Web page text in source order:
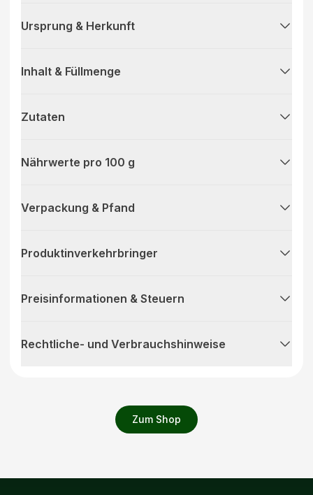
Zum Shop
Ursprung & Herkunft
Inhalt & Füllmenge
Zutaten
Nährwerte pro 100 g
Verpackung & Pfand
Produktinverkehrbringer
Preisinformationen & Steuern
Rechtliche- und Verbrauchshinweise